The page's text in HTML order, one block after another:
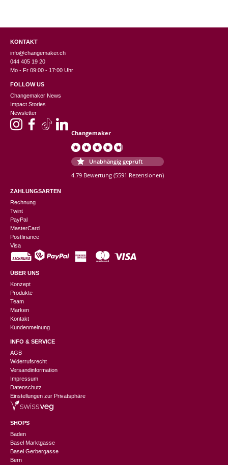
KONTAKT
info@changemaker.ch
044 405 19 20
Mo - Fr 09:00 - 17:00 Uhr
FOLLOW US
Changemaker News
Impact Stories
Newsletter
Changemaker
Unabhängig geprüft
4.79 Bewertung (5591 Rezensionen)
ZAHLUNGSARTEN
Rechnung
Twint
PayPal
MasterCard
Postfinance
Visa
ÜBER UNS
Konzept
Produkte
Team
Marken
Kontakt
Kundenmeinung
INFO & SERVICE
AGB
Widerrufsrecht
Versandinformation
Impressum
Datenschutz
Einstellungen zur Privatsphäre
SHOPS
Baden
Basel Marktgasse
Basel Gerbergasse
Bern